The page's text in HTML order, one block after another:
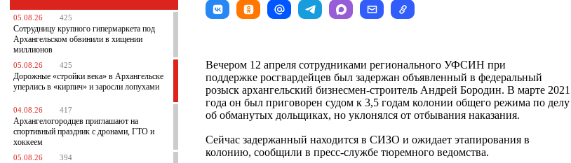
05.08.26 425
Сотрудницу крупного гипермаркета под
Архангельском обвинили в хищении
миллионов
05.08.26 425
Дорожные «стройки века» в Архангельске
уперлись в «кирпич» и заросли лопухами
04.08.26 417
Архангелогородцев приглашают на
спортивный праздник с дронами, ГТО и
хоккеем
05.08.26 394
Вечером 12 апреля сотрудниками регионального УФСИН при
поддержке росгвардейцев был задержан объявленный в федеральный
розыск архангельский бизнесмен-строитель Андрей Бородин. В марте 2021
года он был приговорен судом к 3,5 годам колонии общего режима по делу
об обманутых дольщиках, но уклонялся от отбывания наказания.
Сейчас задержанный находится в СИЗО и ожидает этапирования в
колонию, сообщили в пресс-службе тюремного ведомства.